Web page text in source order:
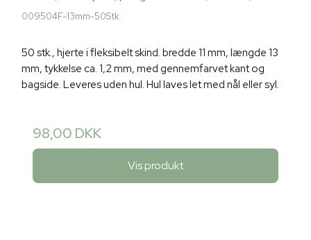
009504F-13mm-50Stk
50 stk., hjerte i fleksibelt skind. bredde 11 mm, længde 13
mm, tykkelse ca. 1,2 mm, med gennemfarvet kant og
bagside. Leveres uden hul. Hul laves let med nål eller syl.
98,00 DKK
Vis produkt